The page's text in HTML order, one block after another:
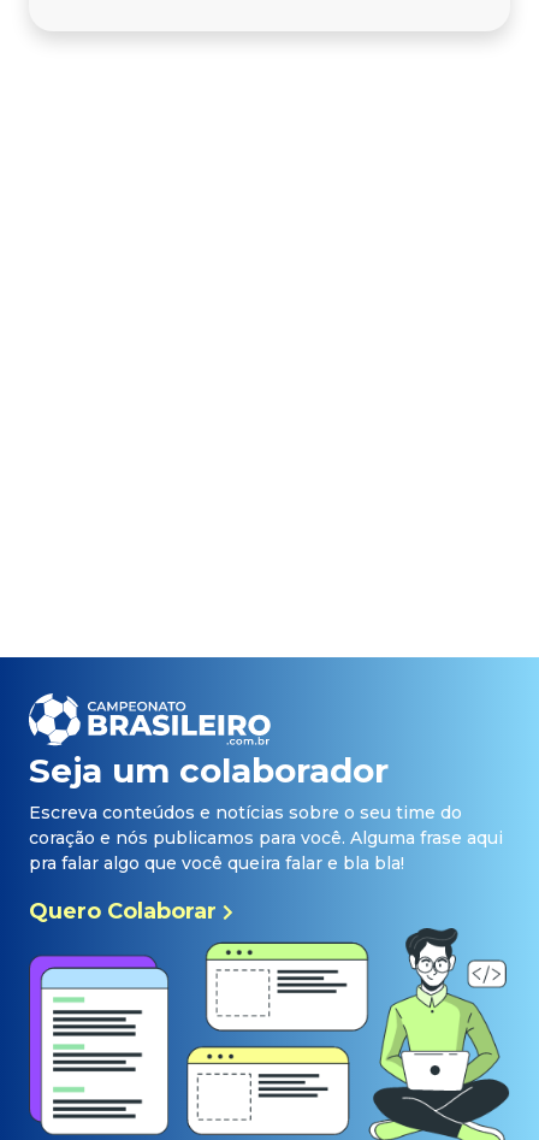
Seja um colaborador
Escreva conteúdos e notícias sobre o seu time do
coração e nós publicamos para você. Alguma frase aqui
pra falar algo que você queira falar e bla bla!
Quero Colaborar